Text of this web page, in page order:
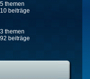
themen
beiträge
themen
beiträge